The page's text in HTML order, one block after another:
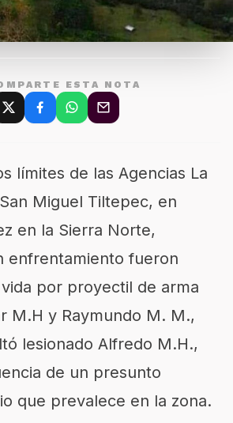
ESTA NOTA
límites de las Agencias La
Miguel Tiltepec, en
en la Sierra Norte,
enfrentamiento fueron
por proyectil de arma
M.H y Raymundo M. M.,
lesionado Alfredo M.H.,
de un presunto
que prevalece en la zona.